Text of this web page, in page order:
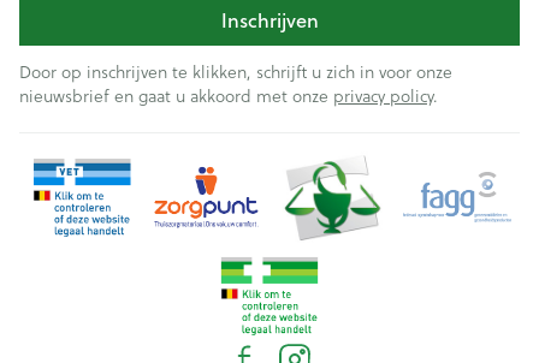
Inschrijven
Door op inschrijven te klikken, schrijft u zich in voor onze
nieuwsbrief en gaat u akkoord met onze privacy policy.